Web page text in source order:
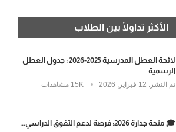
الأكثر تداولًا بين الطلاب
لائحة العطل المدرسية 2025-2026 : جدول العطل
الرسمية
تم النشر: 15K مشاهدات
🎓 منحة جدارة 2026: فرصة لدعم التفوق الدراسي...